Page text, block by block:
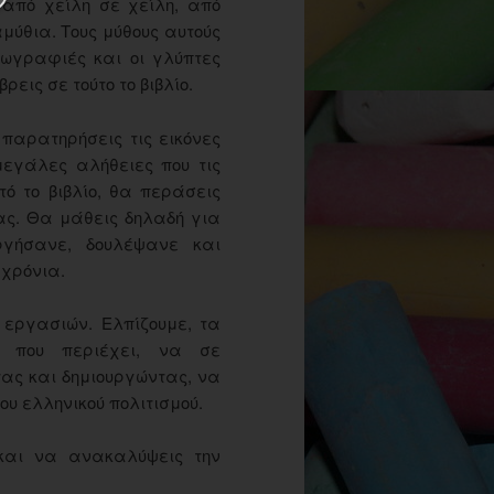
Τους μύθους αυτούς
και οι γλύπτες
σε τούτο το βιβλίο.
τις εικόνες
αλήθειες που τις
το βιβλίο, θα περάσεις
Θα μάθεις δηλαδή για
δουλέψανε και
Ελπίζουμε, τα
που περιέχει, να σε
και δημιουργώντας, να
πολιτισμού.
να ανακαλύψεις την